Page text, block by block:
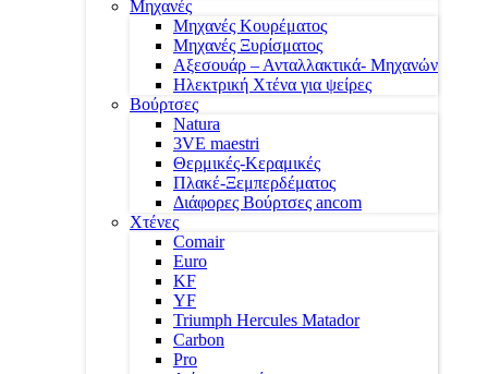
Μηχανές
Μηχανές Κουρέματος
Μηχανές Ξυρίσματος
Αξεσουάρ – Ανταλλακτικά- Μηχανών
Ηλεκτρική Χτένα για ψείρες
Βούρτσες
Natura
3VE maestri
Θερμικές-Κεραμικές
Πλακέ-Ξεμπερδέματος
Διάφορες Βούρτσες ancom
Χτένες
Comair
Euro
KF
YF
Triumph Hercules Matador
Carbon
Pro